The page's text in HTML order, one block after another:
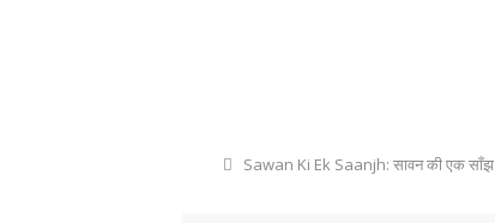
Sawan Ki Ek Saanjh: सावन की एक साँझ